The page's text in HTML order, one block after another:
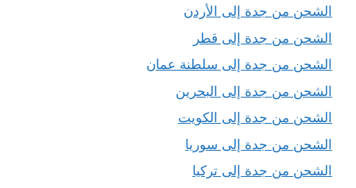
الشحن من جدة إلى الأردن
الشحن من جدة إلى قطر
الشحن من جدة إلى سلطنة عمان
الشحن من جدة إلى البحرين
الشحن من جدة إلى الكويت
الشحن من جدة إلى سوريا
الشحن من جدة إلى تركيا